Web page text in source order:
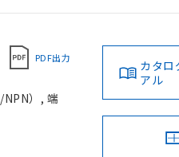
PDF出力
）, 端
カタロ
アル